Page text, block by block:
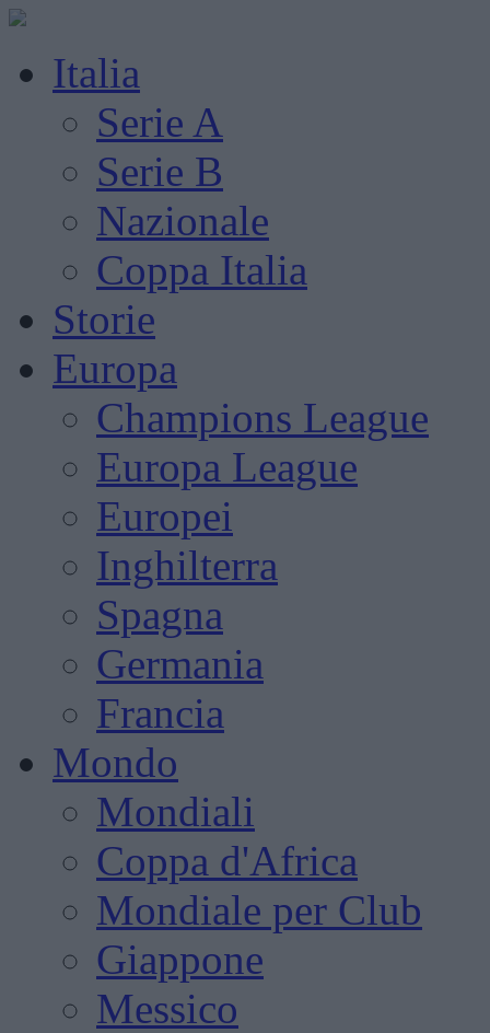
Italia
Serie A
Serie B
Nazionale
Coppa Italia
Storie
Europa
Champions League
Europa League
Europei
Inghilterra
Spagna
Germania
Francia
Mondo
Mondiali
Coppa d'Africa
Mondiale per Club
Giappone
Messico